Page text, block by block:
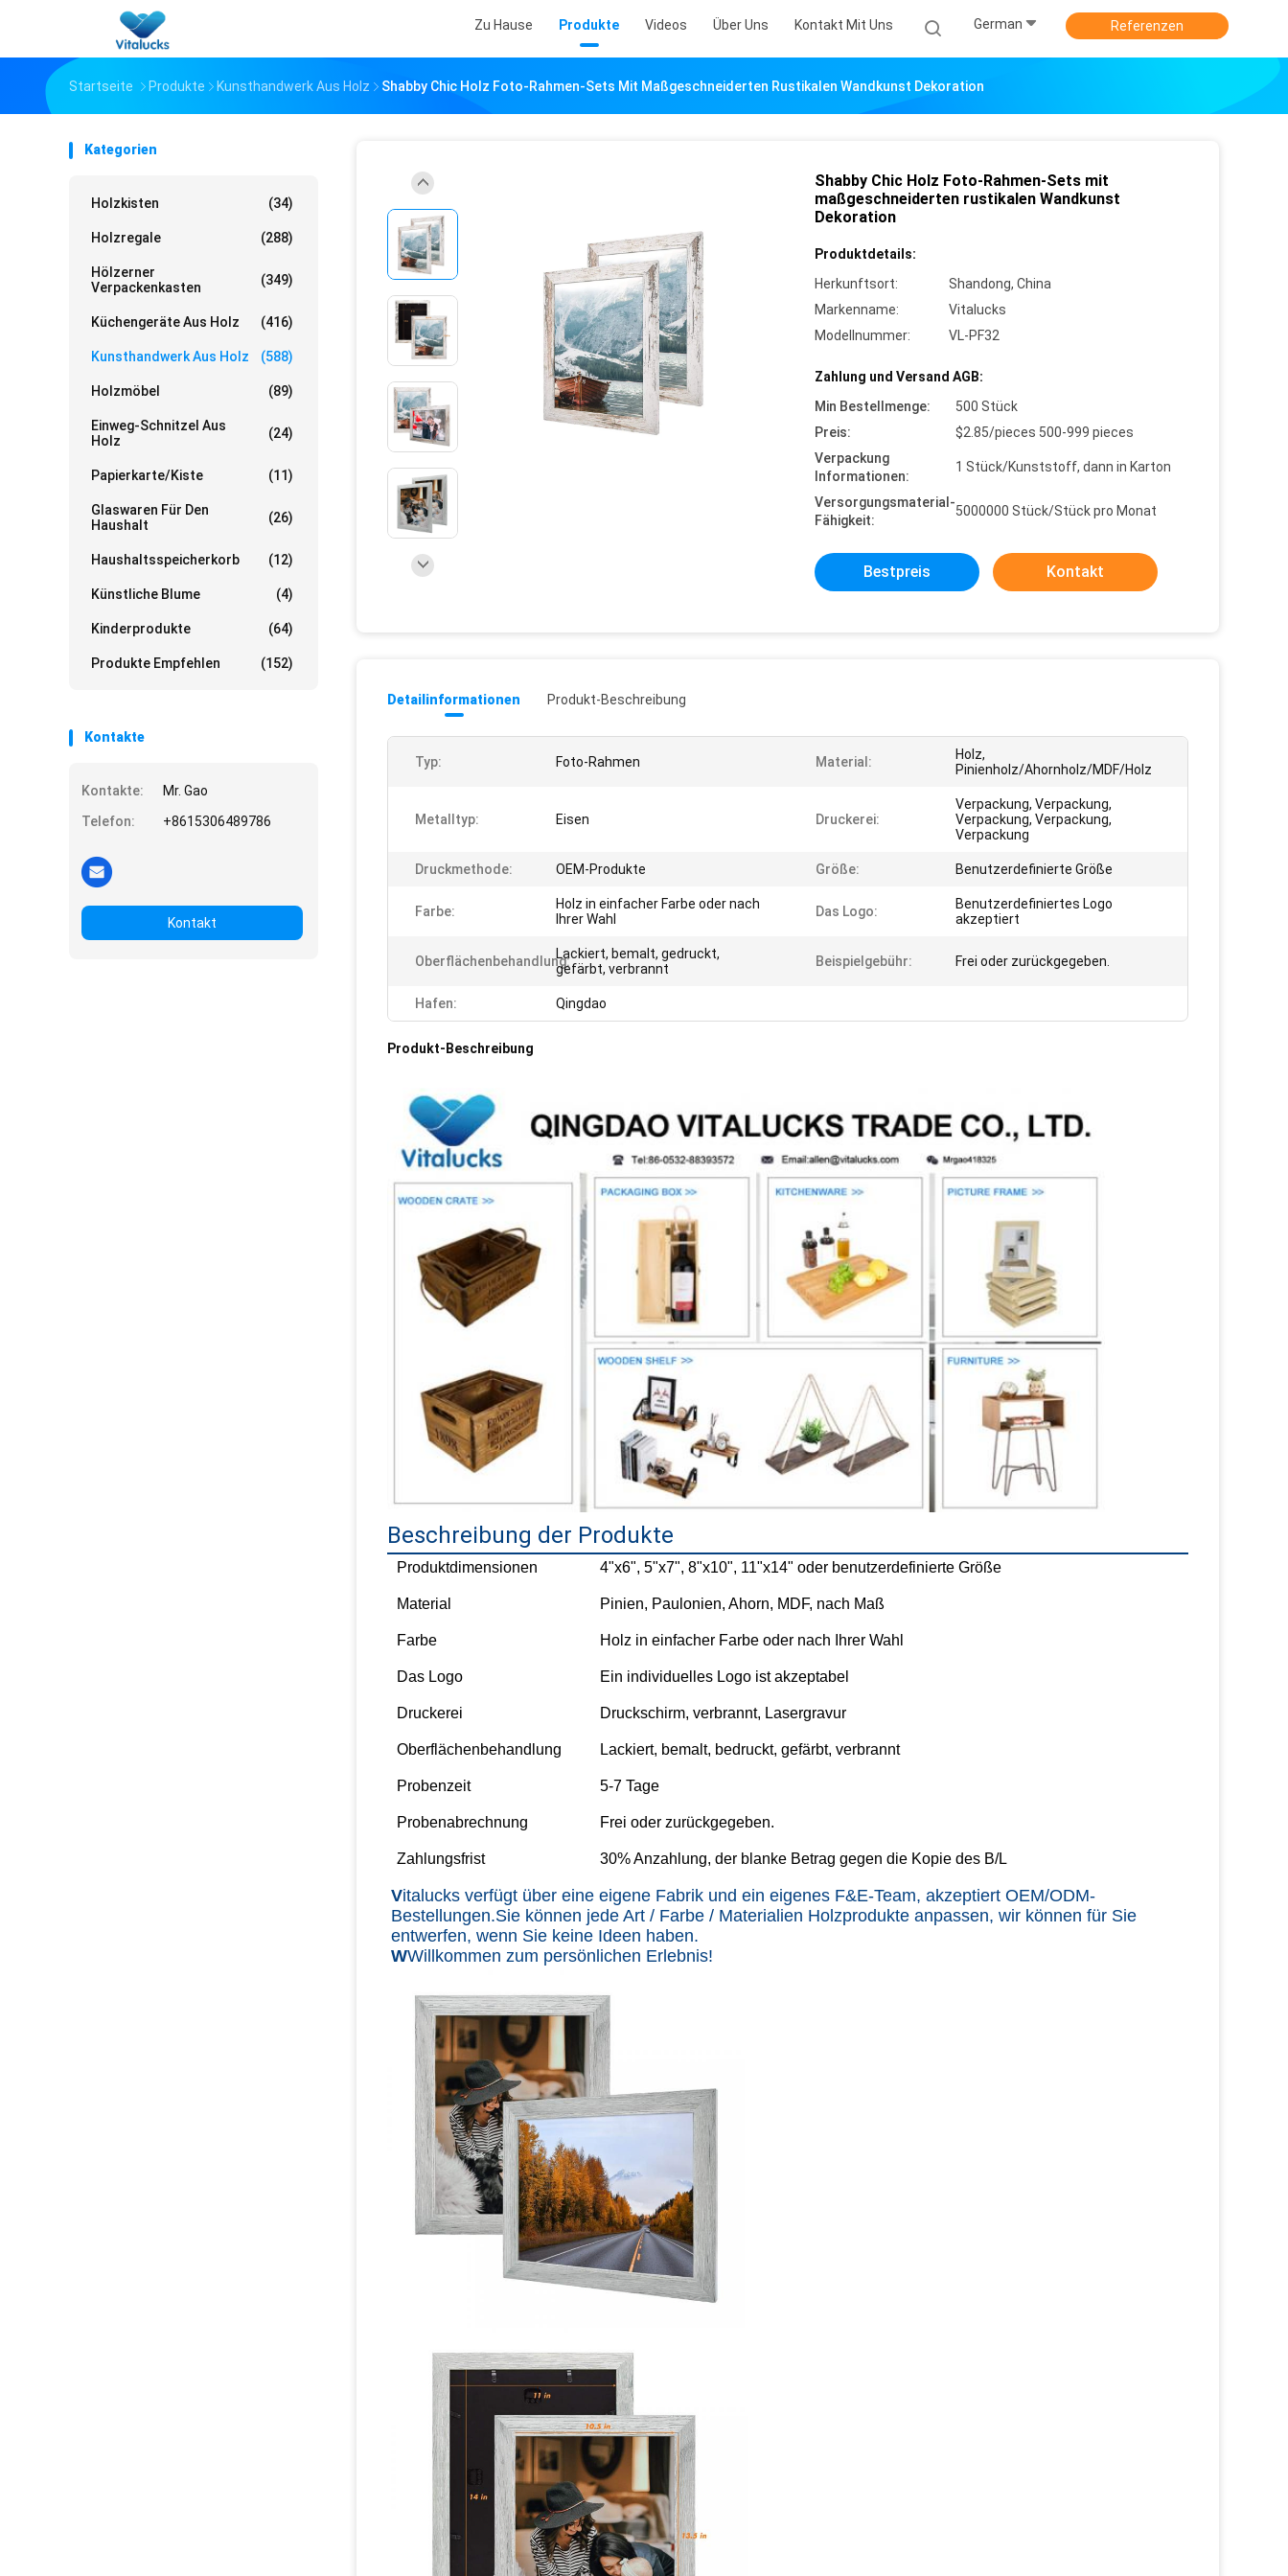
Zu Hause Produkte Videos Über Uns Kontakt Mit Uns German Referenzen
Startseite Produkte Kunsthandwerk Aus Holz Shabby Chic Holz Foto-Rahmen-Sets Mit Maßgeschneiderten Rustikalen Wandkunst Dekoration
Kategorien
Holzkisten (34)
Holzregale (288)
Hölzerner
Verpackenkasten
(349)
Küchengeräte Aus Holz (416)
Kunsthandwerk Aus Holz (588)
Holzmöbel (89)
Einweg-Schnitzel Aus
Holz
(24)
Papierkarte/Kiste (11)
Glaswaren Für Den
Haushalt
(26)
Haushaltsspeicherkorb (12)
Künstliche Blume (4)
Kinderprodukte (64)
Produkte Empfehlen (152)
Kontakte
Kontakte:
Mr. Gao
Telefon:
+8615306489786
Kontakt
Shabby Chic Holz Foto-Rahmen-Sets mit
maßgeschneiderten rustikalen Wandkunst
Dekoration
Produktdetails:
Herkunftsort:
Shandong, China
Markenname:
Vitalucks
Modellnummer:
VL-PF32
Zahlung und Versand AGB:
Min Bestellmenge:
500 Stück
Preis:
$2.85/pieces 500-999 pieces
Verpackung
Informationen:
1 Stück/Kunststoff, dann in Karton
Versorgungsmaterial-
Fähigkeit:
5000000 Stück/Stück pro Monat
Bestpreis Kontakt
Detailinformationen Produkt-Beschreibung
Typ: Foto-Rahmen Material:
Holz,
Pinienholz/Ahornholz/MDF/Holz
Metalltyp: Eisen Druckerei:
Verpackung, Verpackung,
Verpackung, Verpackung,
Verpackung
Druckmethode: OEM-Produkte Größe: Benutzerdefinierte Größe
Farbe:
Holz in einfacher Farbe oder nach
Ihrer Wahl
Das Logo:
Benutzerdefiniertes Logo
akzeptiert
Oberflächenbehandlung:Lackiert, bemalt, gedruckt,
gefärbt, verbrannt
Beispielgebühr: Frei oder zurückgegeben.
Hafen: Qingdao
Produkt-Beschreibung
Beschreibung der Produkte
Produktdimensionen 4"x6", 5"x7", 8"x10", 11"x14" oder benutzerdefinierte Größe
Material Pinien, Paulonien, Ahorn, MDF, nach Maß
Farbe Holz in einfacher Farbe oder nach Ihrer Wahl
Das Logo Ein individuelles Logo ist akzeptabel
Druckerei Druckschirm, verbrannt, Lasergravur
Oberflächenbehandlung Lackiert, bemalt, bedruckt, gefärbt, verbrannt
Probenzeit 5-7 Tage
Probenabrechnung Frei oder zurückgegeben.
Zahlungsfrist 30% Anzahlung, der blanke Betrag gegen die Kopie des B/L
Vitalucks verfügt über eine eigene Fabrik und ein eigenes F&E-Team, akzeptiert OEM/ODM-
Bestellungen.Sie können jede Art / Farbe / Materialien Holzprodukte anpassen, wir können für Sie
entwerfen, wenn Sie keine Ideen haben.
WWillkommen zum persönlichen Erlebnis!